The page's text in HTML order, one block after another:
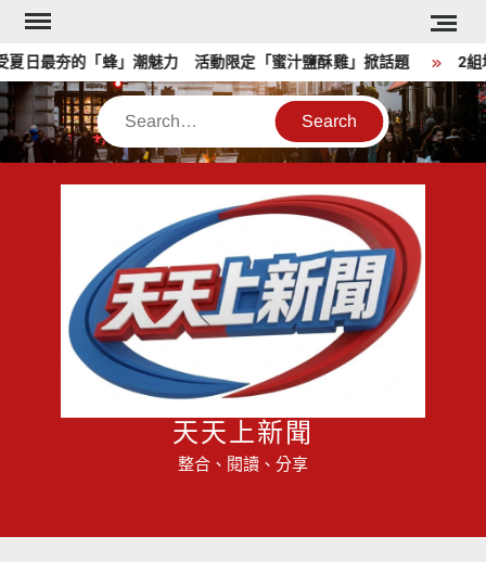
Skip
content
日最夯的「蜂」潮魅力 活動限定「蜜汁鹽酥雞」掀話題 2組培
Search
天天上新聞
整合、閱讀、分享